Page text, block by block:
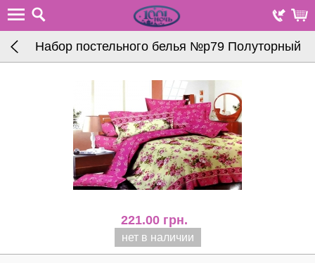
Набор постельного белья №р79 Полуторный
221.00 грн.
нет в наличии